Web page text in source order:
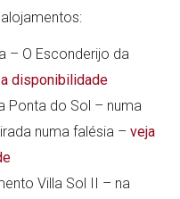
– O Esconderijo da
disponibilidade
Ponta do Sol – numa
numa falésia –veja
Villa Sol II – na